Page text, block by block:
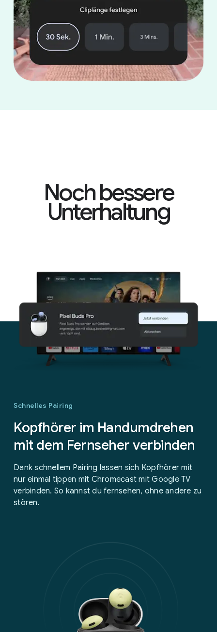
Noch bessere
Unterhaltung
Schnelles Pairing
Kopfhörer im Handumdrehen
mit dem Fernseher verbinden
Dank schnellem Pairing lassen sich Kopfhörer mit
nur einmal tippen mit Chromecast mit Google TV
verbinden. So kannst du fernsehen, ohne andere zu
stören.